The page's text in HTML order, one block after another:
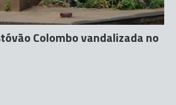
Colombo vandalizada no